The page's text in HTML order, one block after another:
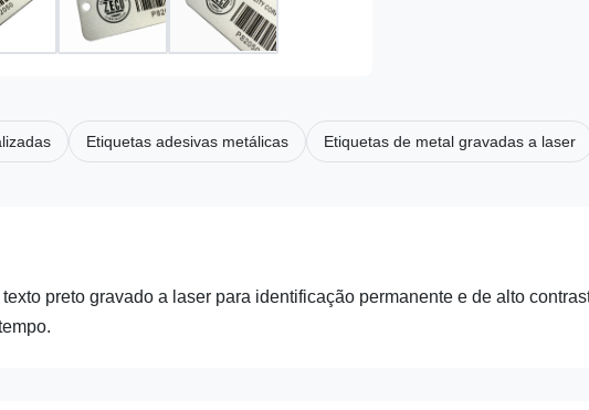
Etiquetas adesivas metálicas Etiquetas de metal gravadas a laser
preto gravado a laser para identificação permanente e de alto